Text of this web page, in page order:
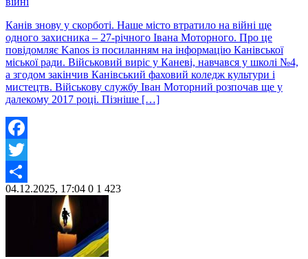
Канів знову у скорботі. Наше місто втратило на війні ще
одного захисника – 27-річного Івана Моторного. Про це
повідомляє Kanos із посиланням на інформацію Канівської
міської ради. Військовий виріс у Каневі, навчався у школі №4,
а згодом закінчив Канівський фаховий коледж культури і
мистецтв. Військову службу Іван Моторний розпочав ще у
далекому 2017 році. Пізніше […]
Facebook
Twitter
Share
04.12.2025, 17:04 0 1 423